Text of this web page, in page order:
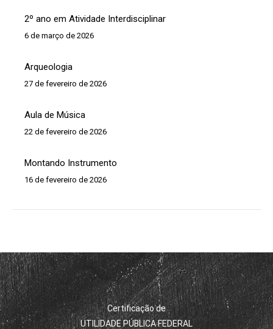
2º ano em Atividade Interdisciplinar
6 de março de 2026
Arqueologia
27 de fevereiro de 2026
Aula de Música
22 de fevereiro de 2026
Montando Instrumento
16 de fevereiro de 2026
Certificação de
UTILIDADE PÚBLICA FEDERAL